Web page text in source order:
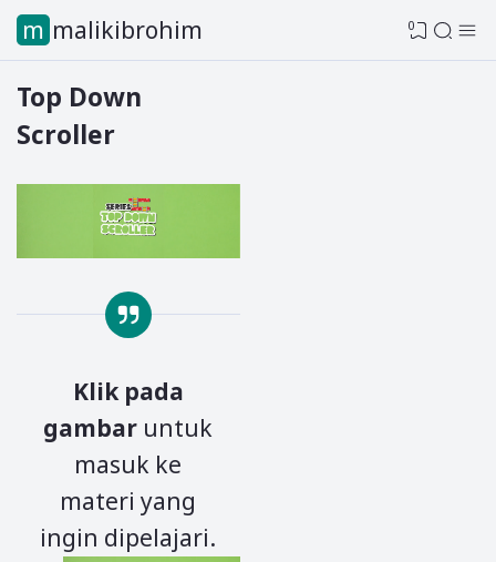
mmalikibrohim 0
Top Down
Scroller
Klik pada
gambar untuk
masuk ke
materi yang
ingin dipelajari.